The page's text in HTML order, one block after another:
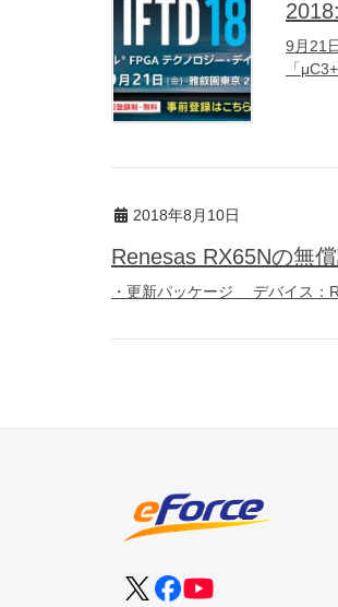
9月21
「
2018年8月10日
Renesas RX65Nの無
・更新パッケージ デバイス